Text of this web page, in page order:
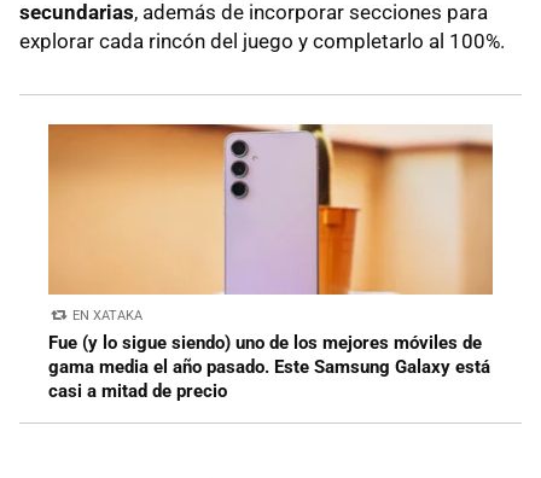
secundarias, además de incorporar secciones para
explorar cada rincón del juego y completarlo al 100%.
EN XATAKA
Fue (y lo sigue siendo) uno de los mejores móviles de
gama media el año pasado. Este Samsung Galaxy está
casi a mitad de precio